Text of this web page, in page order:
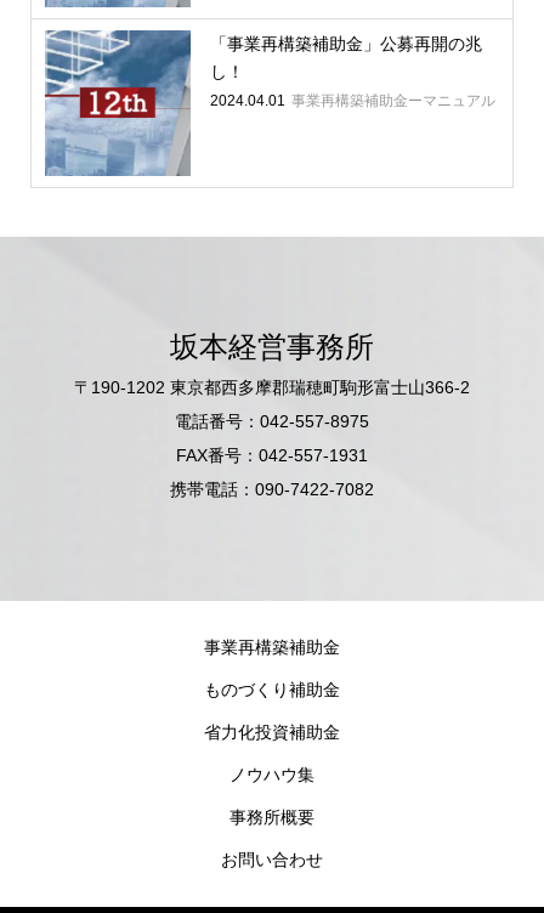
「事業再構築補助金」公募再開の兆
し！
2024.04.01 事業再構築補助金ーマニュアル
坂本経営事務所
〒190-1202 東京都西多摩郡瑞穂町駒形富士山366-2
電話番号：042-557-8975
FAX番号：042-557-1931
携帯電話：090-7422-7082
事業再構築補助金
ものづくり補助金
省力化投資補助金
ノウハウ集
事務所概要
お問い合わせ